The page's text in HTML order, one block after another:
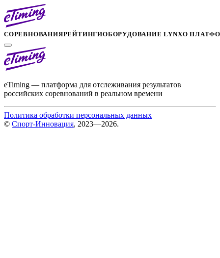
СОРЕВНОВАНИЯРЕЙТИНГИОБОРУДОВАНИЕ LYNXО
eTiming — платформа для отслеживания результатов
российских соревнований в реальном времени
Политика обработки персональных данных
© Спорт-Инновация, 2023—2026.